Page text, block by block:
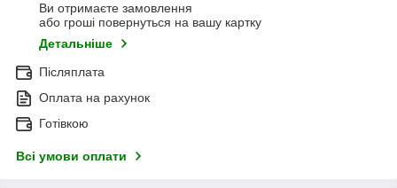
Ви отримаєте замовлення
або гроші повернуться на вашу картку
Детальніше
Післяплата
Оплата на рахунок
Готівкою
Всі умови оплати